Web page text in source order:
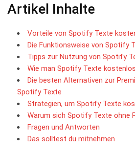
Artikel Inhalte
Vorteile von Spotify Texte
Die Funktionsweise ⁤von ⁣Spotify
Tipps zur Nutzung von Spotify
Wie man Spotify ⁢Texte⁤
Die besten Alternativen zur
Spotify Texte
Strategien, um Spotify Texte​
Warum sich ​Spotify ‌Texte ohne
Fragen und Antworten
Das solltest du mitnehmen